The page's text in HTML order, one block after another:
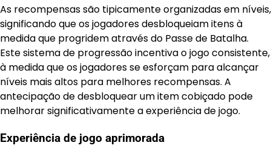
As recompensas são tipicamente organizadas em níveis,
significando que os jogadores desbloqueiam itens à
medida que progridem através do Passe de Batalha.
Este sistema de progressão incentiva o jogo consistente,
à medida que os jogadores se esforçam para alcançar
níveis mais altos para melhores recompensas. A
antecipação de desbloquear um item cobiçado pode
melhorar significativamente a experiência de jogo.
Experiência de jogo aprimorada